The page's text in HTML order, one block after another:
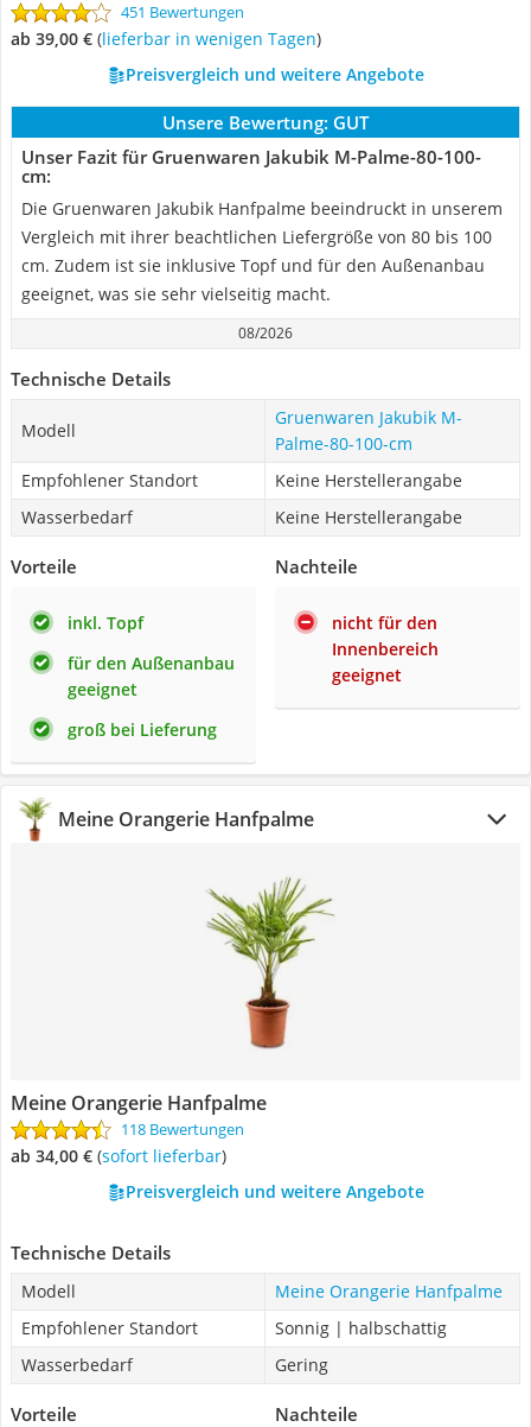
451 Bewertungen
ab 39,00 € ( Lieferbar in wenigen Tagen)
Preisvergleich und weitere Angebote
Unsere Bewertung: GUT
Unser Fazit für Gruenwaren Jakubik ‎M-Palme-80-100-
cm:
Die Gruenwaren Jakubik Hanfpalme beeindruckt in unserem
Vergleich mit ihrer beachtlichen Liefergröße von 80 bis 100
cm. Zudem ist sie inklusive Topf und für den Außenanbau
geeignet, was sie sehr vielseitig macht.
08/2026
Technische Details
Modell
Gruenwaren Jakubik ‎M-
Palme-80-100-cm
Empfohlener Standort
Keine Herstellerangabe
Wasserbedarf
Keine Herstellerangabe
Vorteile
inkl. Topf
für den Außenanbau
geeignet
groß bei Lieferung
Nachteile
nicht für den
Innenbereich
geeignet
‎Meine Orangerie Hanfpalme
‎Meine Orangerie Hanfpalme
118 Bewertungen
ab 34,00 € ( Sofort lieferbar)
Preisvergleich und weitere Angebote
Technische Details
Modell
‎Meine Orangerie Hanfpalme
Empfohlener Standort
Sonnig | halbschattig
Wasserbedarf
Gering
Vorteile Nachteile